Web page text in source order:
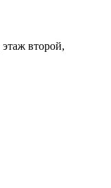
этаж второй,